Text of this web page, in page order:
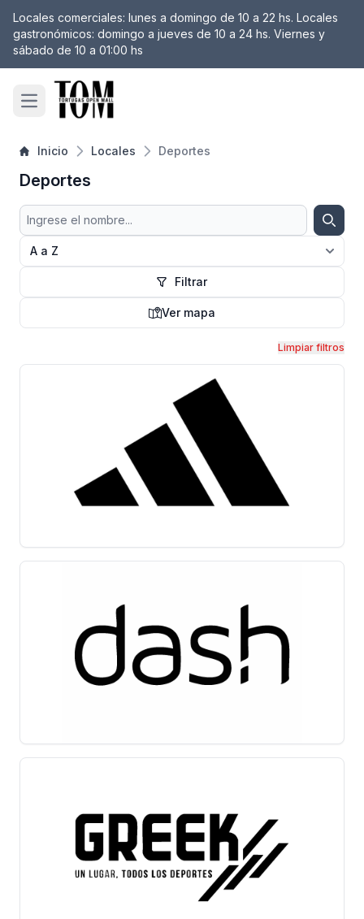
Locales comerciales: lunes a domingo de 10 a 22 hs. Locales
gastronómicos: domingo a jueves de 10 a 24 hs. Viernes y
sábado de 10 a 01:00 hs
Open main menu
Inicio Locales Deportes
Deportes
Buscar
Filtrar
Ver mapa
Mapa
Limpiar filtros